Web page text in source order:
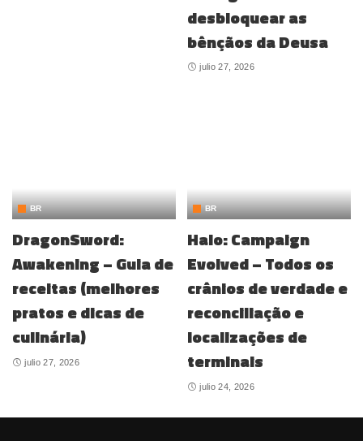
desbloquear as
bênçãos da Deusa
julio 27, 2026
BR
DragonSword:
Awakening – Guia de
receitas (melhores
pratos e dicas de
culinária)
julio 27, 2026
BR
Halo: Campaign
Evolved – Todos os
crânios de verdade e
reconciliação e
localizações de
terminais
julio 24, 2026